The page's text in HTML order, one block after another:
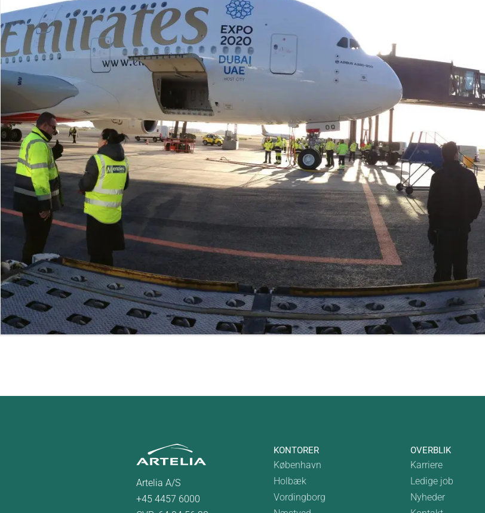
Artelia A/S
+45 4457 6000
KONTORER
København
Holbæk
Vordingborg
OVERBLIK
Karriere
Ledige job
Nyheder